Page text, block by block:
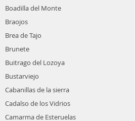
Boadilla del Monte
Braojos
Brea de Tajo
Brunete
Buitrago del Lozoya
Bustarviejo
Cabanillas de la sierra
Cadalso de los Vidrios
Camarma de Esteruelas